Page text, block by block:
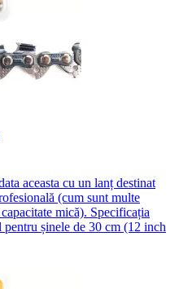
aceasta cu un lanț destinat
(cum sunt multe
mică). Specificația
pentru șinele de 30 cm (12 inch